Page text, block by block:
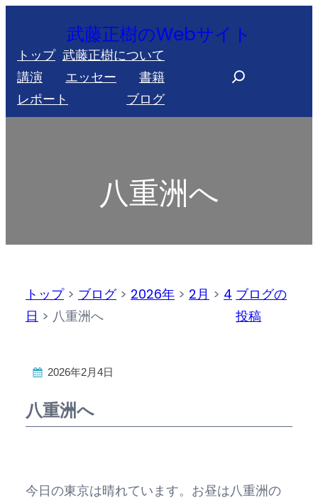
を
ス
キ
武藤正樹のWebサイト
トップ 武藤正樹について
講演
エッセー
書籍
レポート
ブログ
八重洲へ
トップ> ブログ> 2026年 > 2月 > 4
日 > 八重洲へ
ブログの
投稿
2026年2月4日
八重洲へ
今日の東京は晴れています。お昼は八重洲の